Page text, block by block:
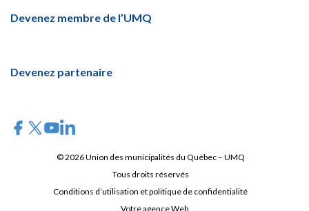
Devenez membre de l’UMQ
Devenez partenaire
© 2026 Union des municipalités du Québec – UMQ
Tous droits réservés
Conditions d’utilisation et politique de confidentialité
Votre agence Web